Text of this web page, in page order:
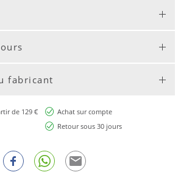
fabricant
de 129 €
Achat sur compte
Retour sous 30 jours